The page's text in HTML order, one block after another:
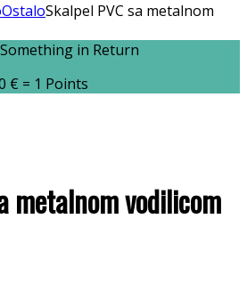
OstaloSkalpel PVC sa metalnom
in Return
€ = 1 Points
metalnom vodilicom